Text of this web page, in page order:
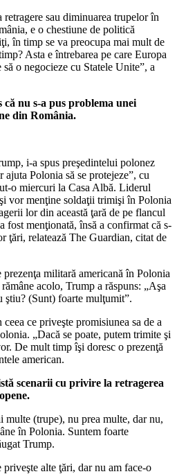
retragere sau diminuarea trupelor în
e o chestiune de politică
în timp se va preocupa mai mult de
Asta e întrebarea pe care Europa
o negocieze cu Statele Unite”, a
că nu s-a pus problema unei
din România.
i-a spus preşedintelui polonez
Polonia să se protejeze”, cu
o miercuri la Casa Albă. Liderul
vor menţine soldaţii trimişi în Polonia
lor din această ţară de pe flancul
fost menţionată, însă a confirmat că s-
ţări, relatează The Guardian, citat de
militară americană în Polonia
acolo, Trump a răspuns: „Aşa
ştiu? (Sunt) foarte mulţumit”.
ce priveşte promisiunea sa de a
„Dacă se poate, putem trimite şi
De mult timp îşi doresc o prezenţă
american.
scenarii cu privire la retragerea
multe (trupe), nu prea multe, dar nu,
în Polonia. Suntem foarte
Trump.
priveşte alte ţări, dar nu am face-o